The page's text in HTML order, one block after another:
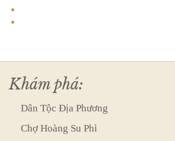
Khám phá:
Dân Tộc Địa Phương
Chợ Hoàng Su Phì